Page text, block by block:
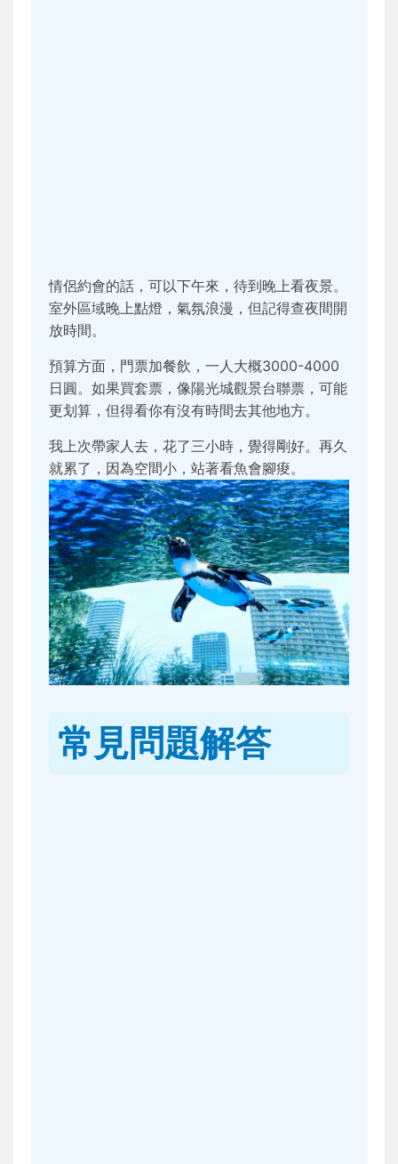
情侶約會的話，可以下午來，待到晚上看夜景。
室外區域晚上點燈，氣氛浪漫，但記得查夜間開
放時間。
預算方面，門票加餐飲，一人大概3000-4000
日圓。如果買套票，像陽光城觀景台聯票，可能
更划算，但得看你有沒有時間去其他地方。
我上次帶家人去，花了三小時，覺得剛好。再久
就累了，因為空間小，站著看魚會腳痠。
常見問題解答